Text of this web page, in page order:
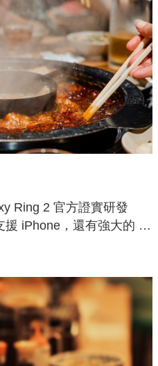
Ring 2 官方證實研發
援 iPhone，還有強大的 AI